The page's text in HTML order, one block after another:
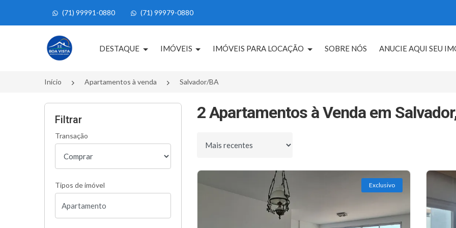
(71) 99991-0880 (71) 99979-0880
Página inicial
DESTAQUE IMÓVEIS IMÓVEIS PARA LOCAÇÃO SOBRE NÓS ANUCIE AQUI SEU
Início Apartamentos à venda Salvador/BA
Filtrar
Transação
Tipos de imóvel
2 Apartamentos à Venda em
Ordenar por
Exclusivo